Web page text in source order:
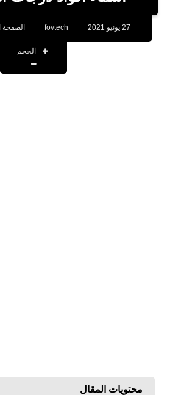
اخبار
العاب
fovtech الصفحة
الحجم
محتويات المقال